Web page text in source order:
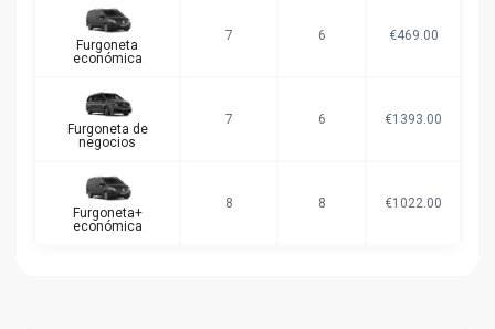
Furgoneta
económica
7 6 €469.00
Furgoneta de
negocios
7 6 €1393.00
Furgoneta+
económica
8 8 €1022.00